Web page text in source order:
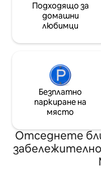
Подходящо за
домашни
любимци
Безплатно
паркиране на
място
Отседнете